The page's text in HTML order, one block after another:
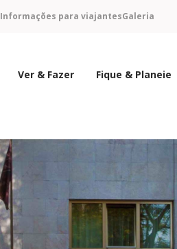
Informações para viajantesGaleria
Ver & Fazer Fique & Planeie